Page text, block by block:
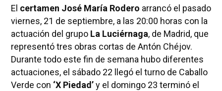
El certamen José María Rodero arrancó el pasado
viernes, 21 de septiembre, a las 20:00 horas con la
actuación del grupoLa Luciérnaga, de Madrid, que
representó tres obras cortas de Antón Chéjov.
Durante todo este fin de semana hubo diferentes
actuaciones, el sábado 22 llegó el turno de Caballo
Verde con ‘X Piedad’y el domingo 23 terminó el